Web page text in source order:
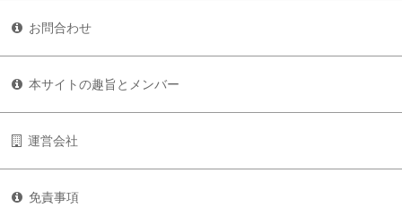
お問合わせ
本サイトの趣旨とメンバー
運営会社
免責事項